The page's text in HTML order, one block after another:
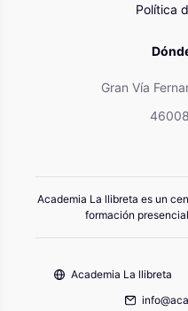
Política
Gran Vía
Academia La llibreta es un
formación
Academia La llibreta